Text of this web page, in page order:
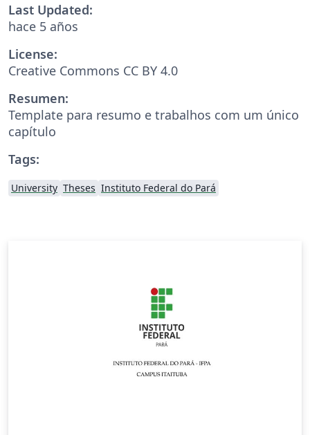
Last Updated:
hace 5 años
License:
Creative Commons CC BY 4.0
Resumen:
Template para resumo e trabalhos com um único
capítulo
Tags:
University Theses Instituto Federal do Pará